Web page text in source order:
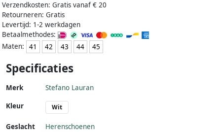
Verzendkosten: Gratis vanaf € 20
Retourneren: Gratis
Levertijd: 1-2 werkdagen
Betaalmethodes:
Maten:
41 42 43 44 45
Specificaties
Merk Stefano Lauran
Kleur Wit
Geslacht
Herenschoenen